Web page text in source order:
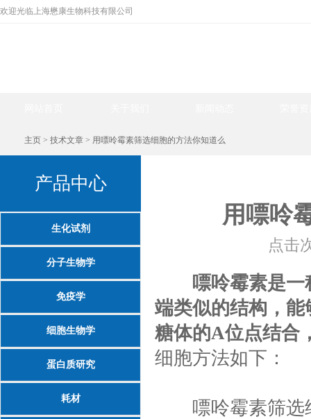
欢迎光临上海懋康生物科技有限公司
主页 > 技术文章 > 用嘌呤霉素筛选细胞的方法你知道么
产品中心
生化试剂
分子生物学
免疫学
细胞生物学
蛋白质研究
耗材
用嘌呤
点击
嘌呤霉素是一
端类似的结构，
糖体的A位点结合
细胞方法如下：
嘌呤霉素筛选